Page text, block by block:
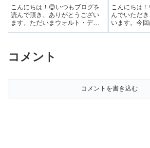
ン満喫中！
こんにちは！😊いつもブログを
読んで頂き、ありがとうござい
ます。ただいまウォルト・ディ
ズニー・ワールド（WDW）でハ
ちは、りかです😊🌸台湾旅行編
をお届け中に失礼します！たっ
スケジュ
こんにちは
んでいただ
います。今
ラブル発生
コメント
コメントを書き込む